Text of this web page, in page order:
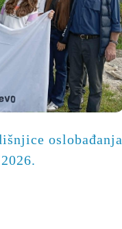
oslobađanja